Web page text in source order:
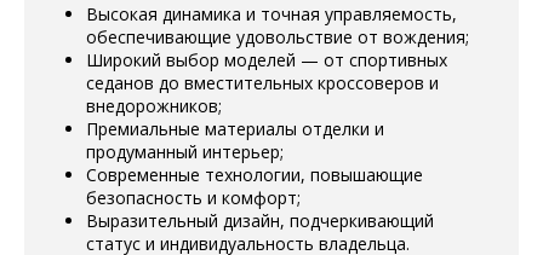
Высокая динамика и точная управляемость,
обеспечивающие удовольствие от вождения;
Широкий выбор моделей — от спортивных
седанов до вместительных кроссоверов и
внедорожников;
Премиальные материалы отделки и
продуманный интерьер;
Современные технологии, повышающие
безопасность и комфорт;
Выразительный дизайн, подчеркивающий
статус и индивидуальность владельца.